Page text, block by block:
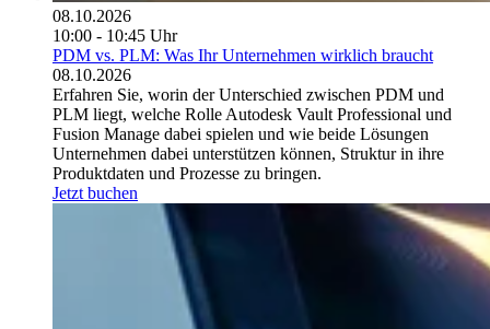
08.10.2026
10:00 - 10:45 Uhr
PDM vs. PLM: Was Ihr Unternehmen wirklich braucht
08.10.2026
Erfahren Sie, worin der Unterschied zwischen PDM und
PLM liegt, welche Rolle Autodesk Vault Professional und
Fusion Manage dabei spielen und wie beide Lösungen
Unternehmen dabei unterstützen können, Struktur in ihre
Produktdaten und Prozesse zu bringen.
Jetzt buchen